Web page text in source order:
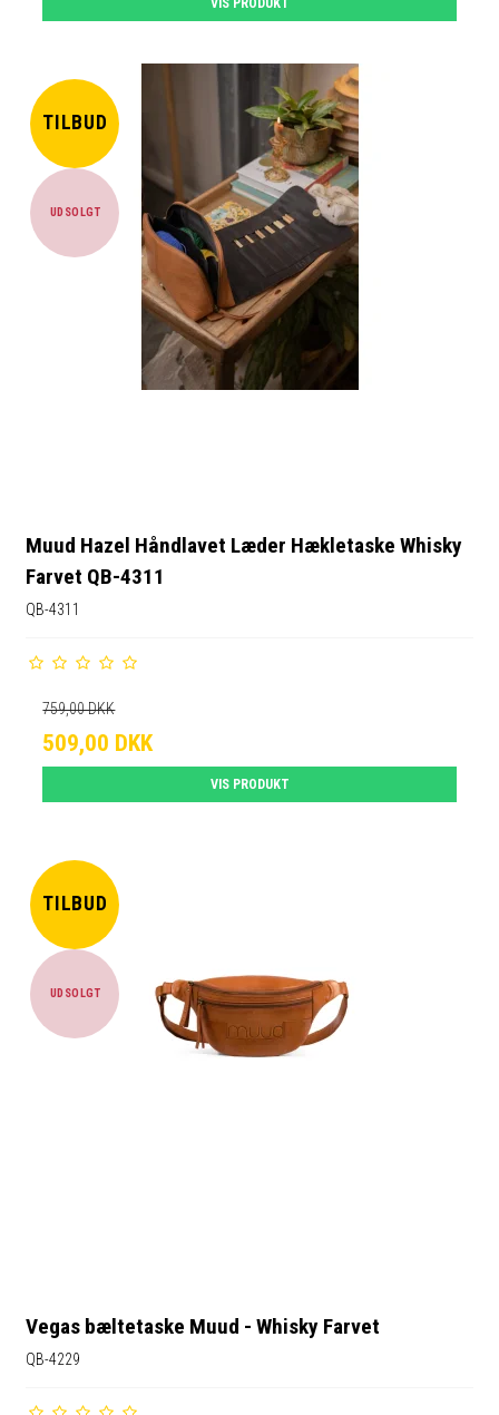
VIS PRODUKT
TILBUD
UDSOLGT
Muud Hazel Håndlavet Læder Hækletaske Whisky
Farvet QB-4311
QB-4311
759,00 DKK
509,00 DKK
VIS PRODUKT
TILBUD
UDSOLGT
Vegas bæltetaske Muud - Whisky Farvet
QB-4229